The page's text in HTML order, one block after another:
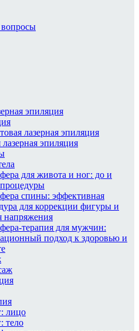
вопросы
эпиляция
лазерная эпиляция
эпиляция
для живота и ног: до и
спины: эффективная
для коррекции фигуры и
напряжения
терапия для мужчин:
подход к здоровью и
лицо
тело